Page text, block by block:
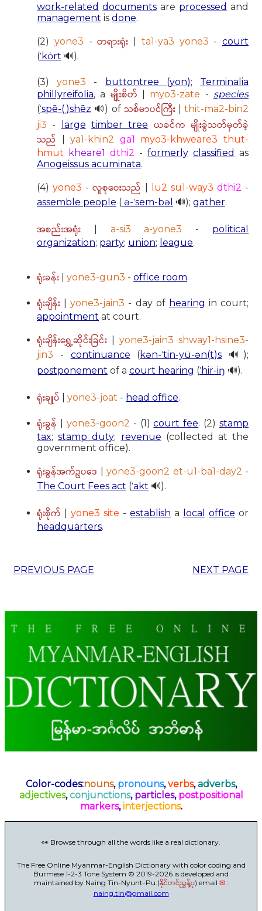
work-related documents are processed and
management is done.
(2) yone3 -တရားရုံး ta1-ya3 yone3 - court
(ˈkȯrt 🔊).
(3)yone3 - buttontree (yon); Terminalia
phillyreifolia, a မျိုးစိတ် myo3-zate - species
(ˈspē-(ˌ)shēz 🔊) of သစ်မာပင်ကြီး|thit-ma2-bin2
ji3 - large timber tree ယခင်က မျိုးခွဲသတ်မှတ်ခဲ့
သည်
|ya1-khin2 ga1
myo3-khweare3 thut-
hmut
kheare1 dthi2 - formerly classified as
Anogeissus acuminata.
(4)yone3 -လူစုဝေးသည် lu2 su1-way3 dthi2 -
assemble people ( ə-ˈsem-bəl 🔊); gather.
အစည်းအရုံး a-si3 a-yone3 - political
organization; party; union; league.
ရုံးခန်း yone3-gun3 - office room.
ရုံးချိန်း |yone3-jain3 - day of hearing in court;
appointment at court.
ရုံးချိန်းရွှေ့ဆိုင်းခြင်း
yone3-jain3 shway1-hsine3-
jin3 - continuance (kən-ˈtin-yü-ən(t)s 🔊);
postponement of a court hearing (ˈhir-iŋ 🔊).
ရုံးချုပ် yone3-joat - head office.
ရုံးခွန် yone3-goon2 - (1)court fee. (2) stamp
tax;stamp duty; revenue (collected at the
government office).
ရုံးခွန်အက်ဥပဒေ yone3-goon2 et-u1-ba1-day2 -
The Court Fees act (ˈakt 🔊).
ရုံးစိုက် yone3 site - establish a local office or
headquarters.
PREVIOUS PAGE NEXT PAGE
Color-codes:nouns, pronouns,verbs,adverbs,
adjectives,conjunctions, particles, postpositional
markers,interjections.
👀 Browse through all the words like a real dictionary.
The Free Online Myanmar-English Dictionary with color coding and
Burmese 1-2-3 Tone System © 2019-2026 is developed and
maintained by Naing Tin-Nyunt-Pu.(နိုင်တင်ညွန့်ပု) email ✉:
naing.tin@gmail.com